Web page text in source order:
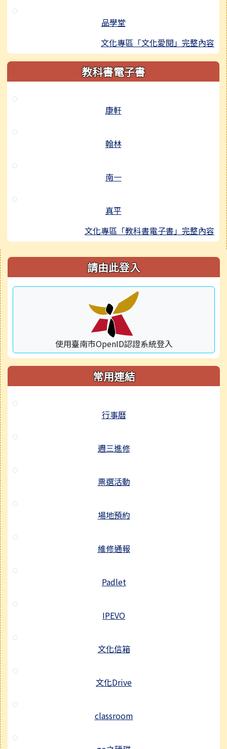
品學堂
文化專區「文化愛閱」完整內容
教科書電子書
康軒
翰林
南一
真平
文化專區「教科書電子書」完整內容
右邊區域內容 請由此登入
使用臺南市OpenID認證系統登入
常用連結
行事曆
週三進修
票選活動
場地預約
維修通報
Padlet
IPEVO
文化信箱
文化Drive
classroom